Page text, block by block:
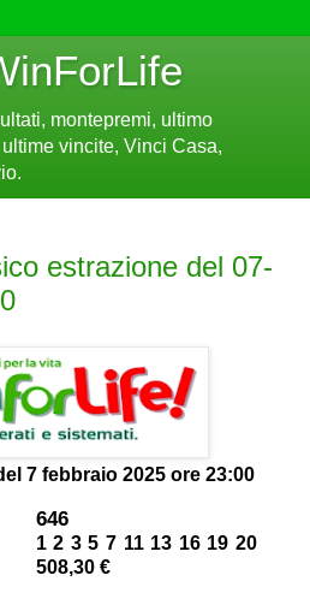
montepremi, ultimo
vincite, Vinci Casa,
estrazione del 07-
7 febbraio 2025 ore 23:00
646
1 2 3 5 7 11 13 16 19 20
508,30 €